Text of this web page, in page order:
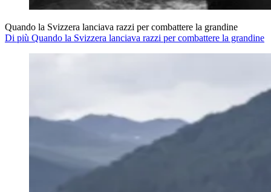
Quando la Svizzera lanciava razzi per combattere la grandine
Di più Quando la Svizzera lanciava razzi per combattere la grandine